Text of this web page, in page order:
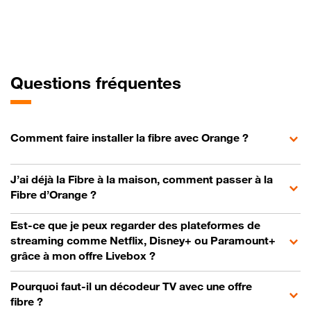
Questions fréquentes
Comment faire installer la fibre avec Orange ?
J’ai déjà la Fibre à la maison, comment passer à la
Fibre d’Orange ?
Est-ce que je peux regarder des plateformes de
streaming comme Netflix, Disney+ ou Paramount+
grâce à mon offre Livebox ?
Pourquoi faut-il un décodeur TV avec une offre
fibre ?